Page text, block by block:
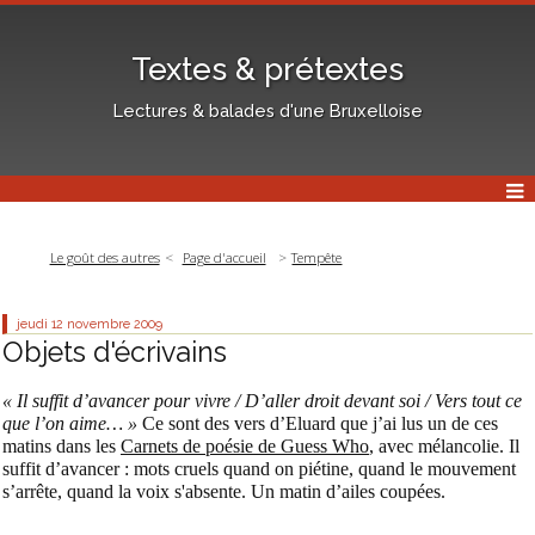
Textes & prétextes
Lectures & balades d'une Bruxelloise
Le goût des autres Page d'accueil Tempête
jeudi 12 novembre 2009
Objets d'écrivains
« Il suffit d’avancer pour vivre / D’aller droit devant soi / Vers tout ce
que l’on aime… » Ce sont des vers d’Eluard que j’ai lus un de ces
matins dans les Carnets de poésie de Guess Who, avec mélancolie. Il
suffit d’avancer : mots cruels quand on piétine, quand le mouvement
s’arrête, quand la voix s'absente. Un matin d’ailes coupées.